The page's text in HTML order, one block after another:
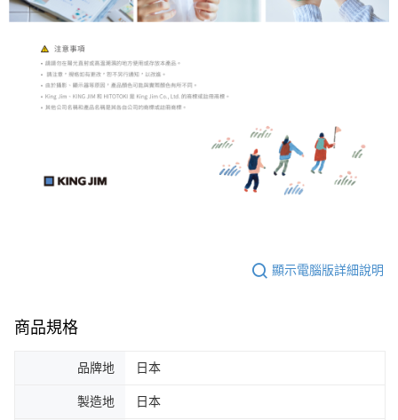
顯示電腦版詳細說明
商品規格
品牌地 日本
製造地 日本